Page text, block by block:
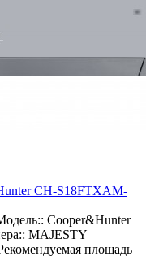
CH-S18FTXAM-
Cooper&Hunter
MAJESTY
площадь